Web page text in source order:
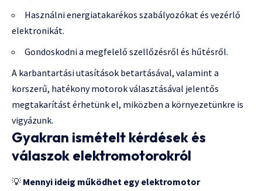
Használni energiatakarékos szabályozókat és vezérlő
elektronikát.
Gondoskodni a megfelelő szellőzésről és hűtésről.
A karbantartási utasítások betartásával, valamint a
korszerű, hatékony motorok választásával jelentős
megtakarítást érhetünk el, miközben a környezetünkre is
vigyázunk.
Gyakran ismételt kérdések és
válaszok elektromotorokról
💡 Mennyi ideig működhet egy elektromotor